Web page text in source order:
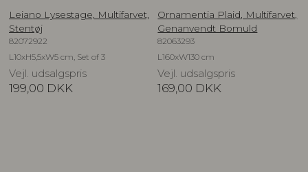
Leiano Lysestage, Multifarvet,
Stentøj
82072922
L10xH5,5xW5 cm, Set of 3
Vejl. udsalgspris
199,00 DKK
Ornamentia Plaid, Multifarvet,
Genanvendt Bomuld
82063293
L160xW130 cm
Vejl. udsalgspris
169,00 DKK